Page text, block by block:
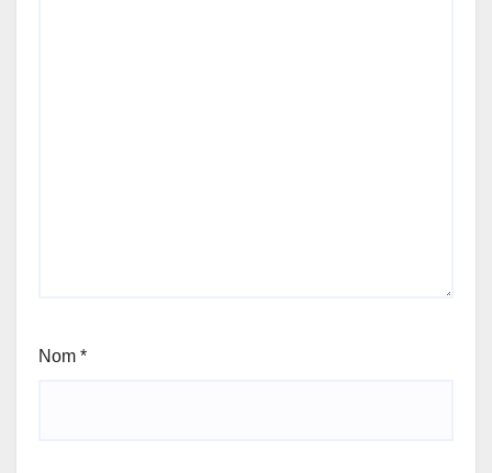
Nom *